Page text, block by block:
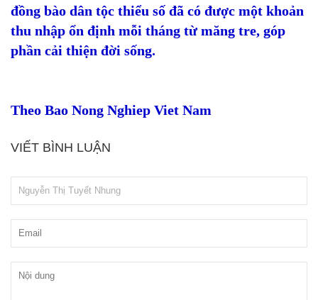
đồng bào dân tộc thiểu số đã có được một khoản
thu nhập ổn định mỗi tháng từ măng tre, góp
phần cải thiện đời sống.
Theo Bao Nong Nghiep Viet Nam
VIẾT BÌNH LUẬN